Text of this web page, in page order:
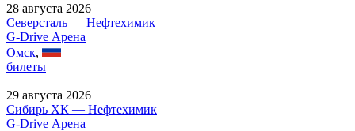
28 августа 2026
Северсталь — Нефтехимик
G-Drive Арена
Омск,
билеты
29 августа 2026
Сибирь ХК — Нефтехимик
G-Drive Арена